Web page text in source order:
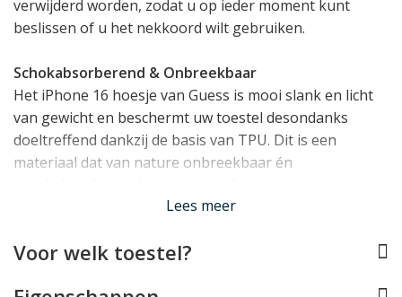
verwijderd worden, zodat u op ieder moment kunt
beslissen of u het nekkoord wilt gebruiken.
Schokabsorberend & Onbreekbaar
Het iPhone 16 hoesje van Guess is mooi slank en licht
van gewicht en beschermt uw toestel desondanks
doeltreffend dankzij de basis van TPU. Dit is een
materiaal dat van nature onbreekbaar én
bescherming kan bieden aan uw toestel. Het TPU
16, en vormt ook een klein opstaand randje rond het
Lees meer
Voor welk toestel?